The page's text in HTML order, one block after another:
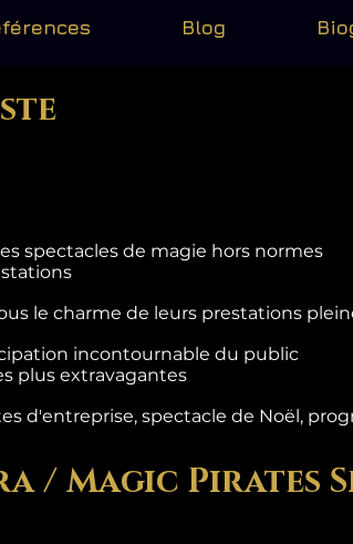
Blog
spectacles de magie hors normes
le charme de leurs prestations
incontournable du public
plus extravagantes
d'entreprise, spectacle de Noël,
/ Magic Pirates